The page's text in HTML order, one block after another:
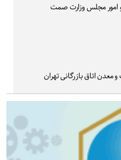
امور مجلس وزارت صمت
اتاق بازرگانی تهران